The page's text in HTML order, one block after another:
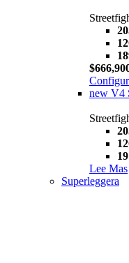
new V4
Lee Mas
Superleggera